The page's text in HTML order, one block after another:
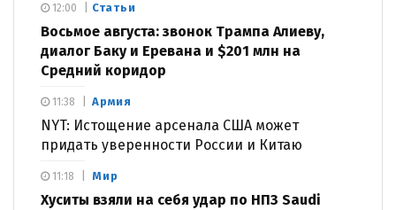
Статьи
Восьмое августа: звонок Трампа Алиеву,
диалог Баку и Еревана и $201 млн на
Средний коридор
12:00
Армия
NYT: Истощение арсенала США может
придать уверенности России и Китаю
11:38
Мир
Хуситы взяли на себя удар по НПЗ Saudi
11:18